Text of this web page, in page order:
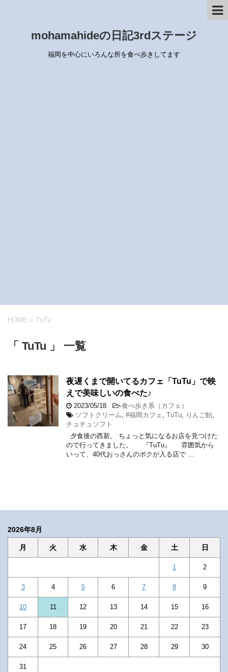
mohamahideの日記3rdステージ
福岡を中心にいろんな所を食べ歩きしてます
HOME > TuTu
「 TuTu 」 一覧
夜遅くまで開いてるカフェ「TuTu」で映
えで美味しいの食べた♪
2023/05/18 -食べ歩き系（カフェ）
ソフトクリーム
#福岡カフェ TuTu りんご飴
チュチュソフト
夕食後の西新。 ちょっと気になるお店を見つけた
ので行ってきました。 『TuTu』 雰囲気から
いって、40代おっさんのボクが入る店で …
2026年8月
月 火 水 木 金 土 日
1 2
3 4 5 6 7 8 9
10 11 12 13 14 15 16
17 18 19 20 21 22 23
24 25 26 27 28 29 30
31